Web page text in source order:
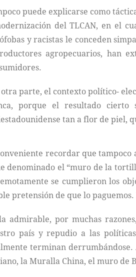
puede explicarse como
del TLCAN, en el
y racistas le conceden
agropecuarios, han
parte, el contexto político-
porque el resultado
tan a flor de piel,
recordar que
denominado el “muro de la
se cumplieron los
pretensión de que lo
admirable, por muchas
país y repudio a las
terminan derrumbándose.
la Muralla China, el muro de